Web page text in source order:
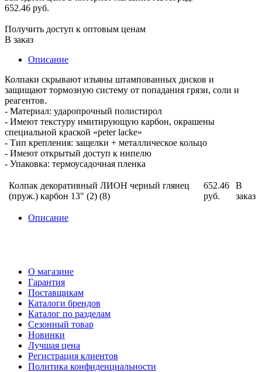
652.46 руб.
Получить доступ к оптовым ценам
В заказ
Описание
Колпаки скрывают изъяны штампованных дисков и
защищают тормозную систему от попадания грязи, соли и
реагентов.
- Материал: ударопрочный полистирол
- Имеют текстуру имитирующую карбон, окрашены
специальной краской «peter lacke»
- Тип крепления: защелки + металлическое кольцо
- Имеют открытый доступ к нипелю
- Упаковка: термоусадочная пленка
Колпак декоративный ЛИОН черный глянец
(пруж.) карбон 13" (2) (8)
652.46
руб.
В
заказ
Описание
О магазине
Гарантия
Поставщикам
Каталоги брендов
Каталог по разделам
Сезонный товар
Новинки
Лучшая цена
Регистрация клиентов
Политика конфиденциальности